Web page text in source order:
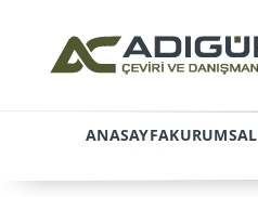
ANASAYFAKURUMSAL